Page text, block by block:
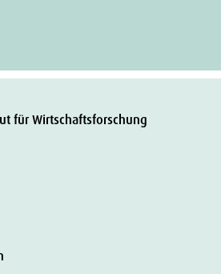
für Wirtschaftsforschung